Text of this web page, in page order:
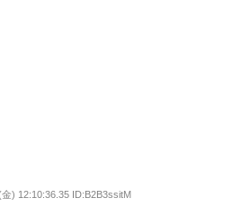
) 12:10:36.35 ID:B2B3ssitM